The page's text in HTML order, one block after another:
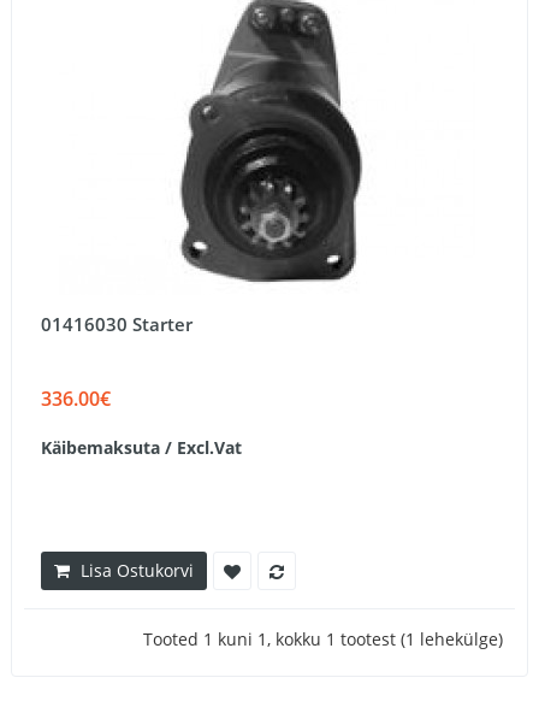
01416030 Starter
336.00€
Käibemaksuta / Excl.Vat
Lisa Ostukorvi
Tooted 1 kuni 1, kokku 1 tootest (1 lehekülge)